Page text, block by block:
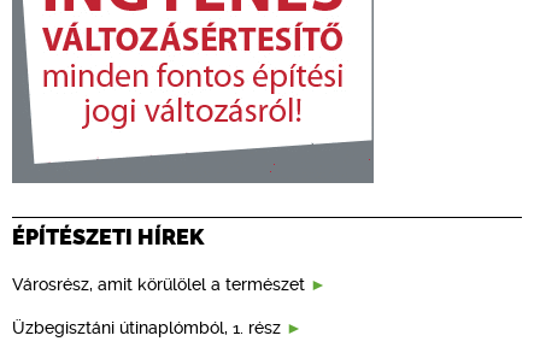
ÉPÍTÉSZETI HÍREK
Városrész, amit körülölel a természet
Üzbegisztáni útinaplómból, 1. rész